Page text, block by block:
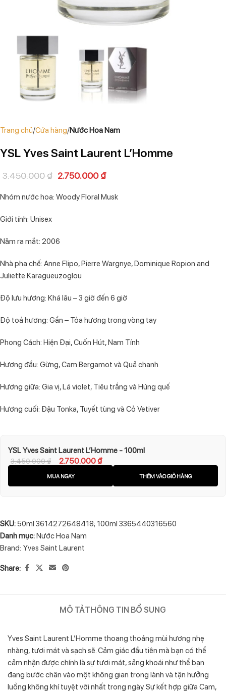
Trang chủ Cửa hàng Nước Hoa Nam
YSL Yves Saint Laurent L’Homme
3.450.000₫ 2.750.000₫
Nhóm nước hoa: Woody Floral Musk
Giới tính: Unisex
Năm ra mắt: 2006
Nhà pha chế: Anne Flipo, Pierre Wargnye, Dominique Ropion and
Juliette Karagueuzoglou
Độ lưu hương: Khá lâu – 3 giờ đến 6 giờ
Độ toả hương: Gần – Tỏa hương trong vòng tay
Phong Cách: Hiện Đại, Cuốn Hút, Nam Tính
Hương đầu: Gừng, Cam Bergamot và Quả chanh
Hương giữa: Gia vị, Lá violet, Tiêu trắng và Húng quế
Hương cuối: Đậu Tonka, Tuyết tùng và Cỏ Vetiver
YSL Yves Saint Laurent L’Homme - 100ml
3.450.000₫ 2.750.000₫
MUA NGAY THÊM VÀO GIỎ HÀNG
SKU:50ml 3614272648418; 100ml 3365440316560
Danh mục:Nước Hoa Nam
Brand: Yves Saint Laurent
Share:
MÔ TẢTHÔNG TIN BỔ SUNG
Yves Saint Laurent L’Homme thoang thoảng mùi hương nhẹ
nhàng, tươi mát và sạch sẽ. Cảm giác đầu tiên mà bạn có thể
cảm nhận được chính là sự tươi mát, sảng khoái như thể bạn
đang bước chân vào một không gian trong lành và tận hưởng
luồng không khí tuyệt vời nhất trong ngày. Sự kết hợp giữa Cam,